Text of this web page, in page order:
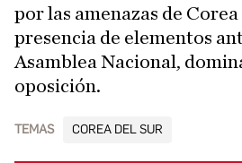
por las amenazas de
presencia de elementos
Asamblea Nacional,
oposición.
TEMAS COREA DEL SUR